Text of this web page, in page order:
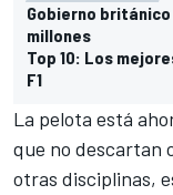
Gobierno
millones
Top 10: Los
F1
La pelota está
que no descartan
otras disciplinas,